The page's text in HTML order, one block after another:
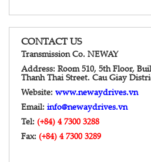
CONTACT US
Transmission Co. NEWAY
Address: Room 510, 5th Floor,
Thanh Thai Street. Cau Giay
Website: www.newaydrives.vn
Email: info@newaydrives.vn
Tel: (+84) 4 7300 3288
Fax: (+84) 4 7300 3289